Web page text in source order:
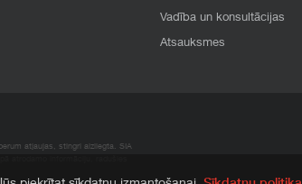
Vadība un konsultācijas
Atsauksmes
atļaujas, stingri aizliegta. SIA